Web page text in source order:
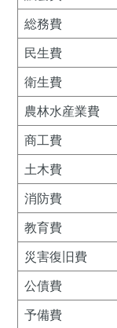
総務費
民生費
衛生費
農林水産業費
商工費
土木費
消防費
教育費
災害復旧費
公債費
予備費